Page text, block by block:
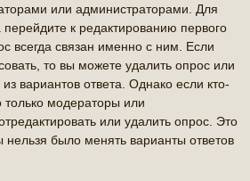
или администраторами. Для
к редактированию первого
всегда связан именно с ним. Если
то вы можете удалить опрос или
вариантов ответа. Однако если кто-
только модераторы или
или удалить опрос. Это
нельзя было менять варианты ответов